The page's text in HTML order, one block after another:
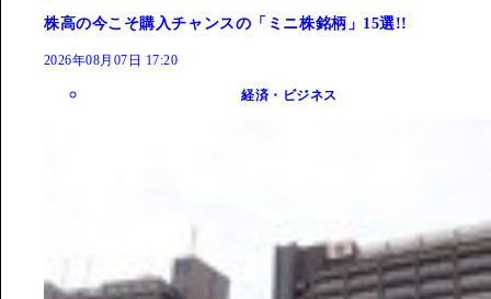
株高の今こそ購入チャンスの「ミニ株銘柄」15選!!
2026年08月07日 17:20
経済・ビジネス